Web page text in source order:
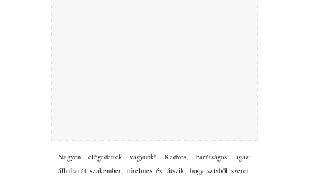
Nagyon elégedettek vagyunk! Kedves, barátságos, igazi
állatbarát szakember, türelmes és látszik, hogy szívből szereti